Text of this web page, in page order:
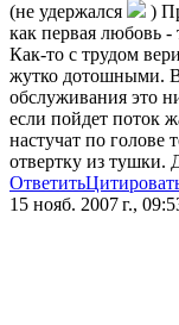
(не удержался
)
как первая любовь
Как-то с трудом
жутко дотошными.
обслуживания это
если пойдет поток
настучат по голове
отвертку из тушки.
Ответить
15 нояб. 2007 г.,